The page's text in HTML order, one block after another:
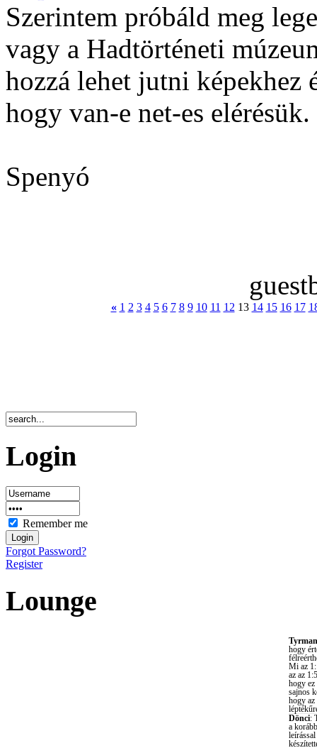
Szerintem próbáld meg
vagy a Hadtörténeti
hozzá lehet jutni képekhez
hogy van-e net-es elérésük.
Spenyó
« 1 2 3 4 5 6 7 8 9 10 11 12 13 14 15 16 17
Login
Remember me
Forgot Password?
Register
Lounge